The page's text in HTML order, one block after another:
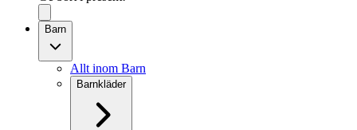
Barn
Allt inom Barn
Barnkläder